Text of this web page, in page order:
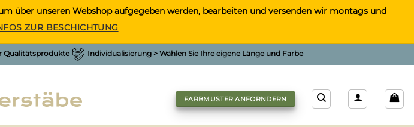
über unseren Webshop aufgegeben werden, bearbeiten und versenden wir montags und
ZUR BESCHICHTUNG
Qualitätsprodukte Individualisierung > Wählen Sie Ihre eigene Länge und Farbe
FARBMUSTER ANFORNDERN